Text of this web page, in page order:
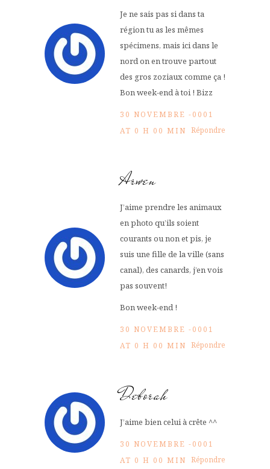
Je ne sais pas si dans ta
région tu as les mêmes
spécimens, mais ici dans le
nord on en trouve partout
des gros zoziaux comme ça !
Bon week-end à toi ! Bizz
30 NOVEMBRE -0001
AT 0 H 00 MIN Répondre
Arwen
J’aime prendre les animaux
en photo qu’ils soient
courants ou non et pis, je
suis une fille de la ville (sans
canal), des canards, j’en vois
pas souvent!
Bon week-end !
30 NOVEMBRE -0001
AT 0 H 00 MIN Répondre
Deborah
J’aime bien celui à crête ^^
30 NOVEMBRE -0001
AT 0 H 00 MIN Répondre